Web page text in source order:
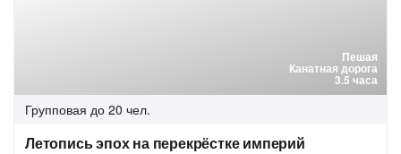
Пешая
Канатная дорога
3.5 часа
Групповая до 20 чел.
Летопись эпох на перекрёстке империй